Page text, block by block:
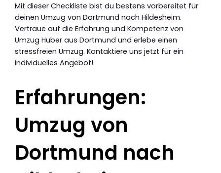
Mit dieser Checkliste bist du bestens vorbereitet für
deinen Umzug von Dortmund nach Hildesheim.
Vertraue auf die Erfahrung und Kompetenz von
Umzug Huber aus Dortmund und erlebe einen
stressfreien Umzug. Kontaktiere uns jetzt für ein
individuelles Angebot!
Erfahrungen:
Umzug von
Dortmund nach